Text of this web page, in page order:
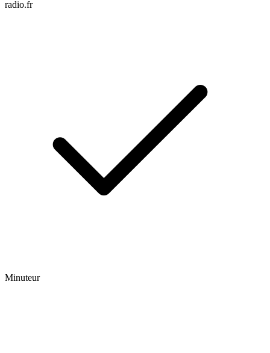
radio.fr
Minuteur